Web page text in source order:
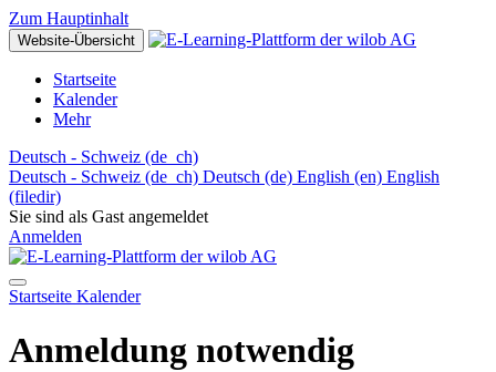
Zum Hauptinhalt
Website-Übersicht
Startseite
Kalender
Mehr
Deutsch - Schweiz ‎(de_ch)‎
Deutsch - Schweiz ‎(de_ch)‎ Deutsch ‎(de)‎ English ‎(en)‎ English
‎(filedir)‎
Sie sind als Gast angemeldet
Anmelden
Startseite Kalender
Anmeldung notwendig